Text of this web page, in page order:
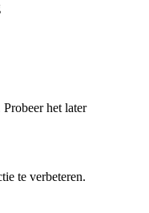
het later
te verbeteren.